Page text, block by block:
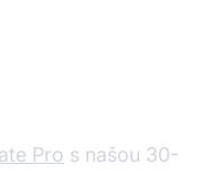
Pro s našou 30-